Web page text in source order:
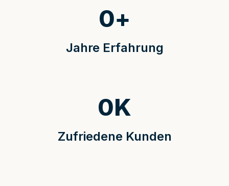
Jahre Erfahrung
0+
Zufriedene Kunden
0K